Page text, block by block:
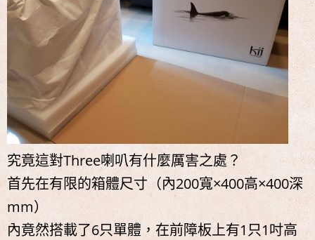
究竟這對Three喇叭有什麼厲害之處？
首先在有限的箱體尺寸（內200寬×400高×400深
mm）
內竟然搭載了6只單體，在前障板上有1只1吋高